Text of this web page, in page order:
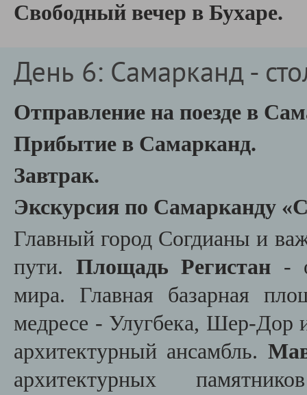
Свободный вечер в Бухаре.
День 6: Самарканд -
Отправление на поезде в
Прибытие в Самарканд.
Завтрак.
Экскурсия по Самарканду
Главный город Согдианы и
пути. Площадь Регистан -
мира. Главная базарная
медресе - Улугбека, Шер-Дор
архитектурный ансамбль.
архитектурных